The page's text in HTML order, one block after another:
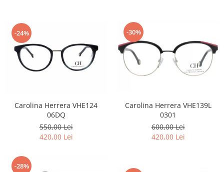
-24%
Carolina Herrera VHE124
06DQ
550,00 Lei
420,00 Lei
-30%
Carolina Herrera VHE139L
0301
600,00 Lei
420,00 Lei
-28%